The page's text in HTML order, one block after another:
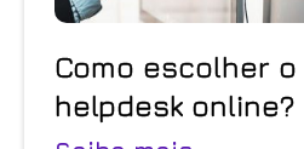
Como escolher
helpdesk online?